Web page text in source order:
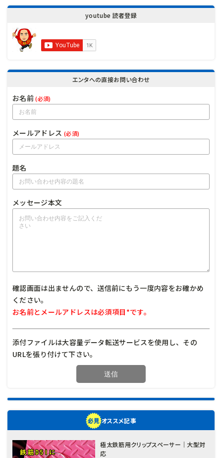
youtube 読者登録
エンタへの直接お問い合わせ
お名前(必須)
メールアドレス (必須)
題名
メッセージ本文
確認画面は出ませんので、送信前にもう一度内容をお確かめ
ください。
お名前とメールアドレスは必須項目*です。
添付ファイルは大容量データ転送サービスを使用し、その
URLを張り付けて下さい。
オススメ記事
極太鉄筋用クリップスペーサー｜大型対
応